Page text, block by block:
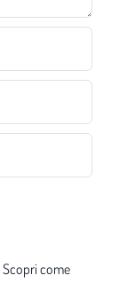
Scopri come